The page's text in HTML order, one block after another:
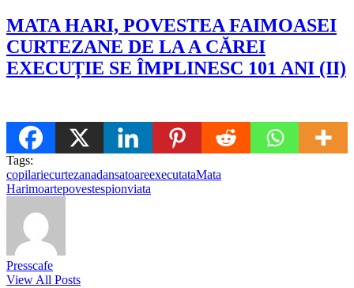
MATA HARI, POVESTEA FAIMOASEI
CURTEZANE DE LA A CĂREI
EXECUȚIE SE ÎMPLINESC 101 ANI (II)
Tags:
copilariecurtezanadansatoareexecutataMata
Harimoartepovestespionviata
Presscafe
View All Posts